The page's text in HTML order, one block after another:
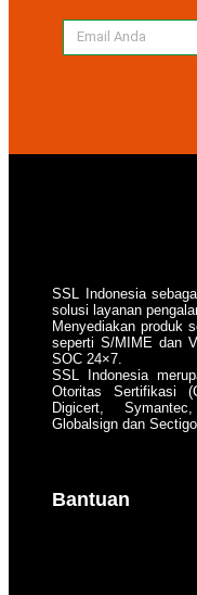
SSL Indonesia
solusi layanan
Menyediakan produk
seperti S/MIME dan
SOC 24×7.
SSL Indonesia
Otoritas Sertifikasi
Digicert,
Globalsign dan
Bantuan